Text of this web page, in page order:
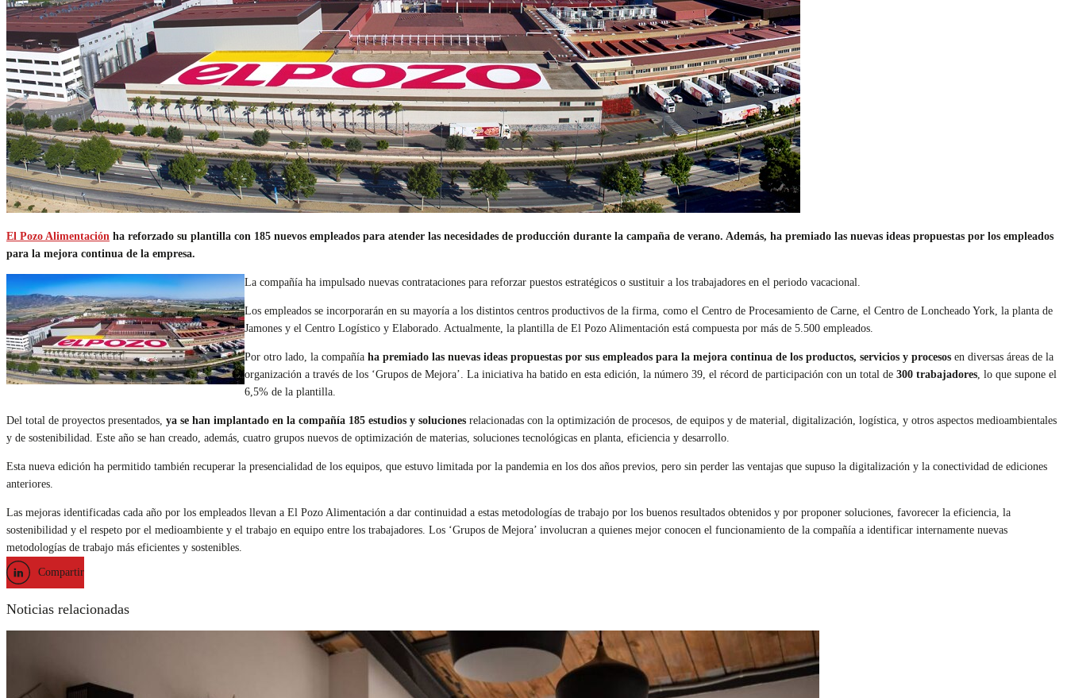
El Pozo Alimentación ha reforzado su plantilla con 185 nuevos empleados para atender las necesidades de producción durante la campaña de verano. Además, ha premiado las nuevas ideas propuestas por los empleados
para la mejora continua de la empresa.
La compañía ha impulsado nuevas contrataciones para reforzar puestos estratégicos o sustituir a los trabajadores en el periodo vacacional.
Los empleados se incorporarán en su mayoría a los distintos centros productivos de la firma, como el Centro de Procesamiento de Carne, el Centro de Loncheado York, la planta de
Jamones y el Centro Logístico y Elaborado. Actualmente, la plantilla de El Pozo Alimentación está compuesta por más de 5.500 empleados.
Por otro lado, la compañía ha premiado las nuevas ideas propuestas por sus empleados para la mejora continua de los productos, servicios y procesos en diversas áreas de la
organización a través de los ‘Grupos de Mejora’. La iniciativa ha batido en esta edición, la número 39, el récord de participación con un total de 300 trabajadores , lo que supone el
6,5% de la plantilla.
Del total de proyectos presentados, ya se han implantado en la compañía 185 estudios y soluciones relacionadas con la optimización de procesos, de equipos y de material, digitalización, logística, y otros aspectos medioambientales
y de sostenibilidad. Este año se han creado, además, cuatro grupos nuevos de optimización de materias, soluciones tecnológicas en planta, eficiencia y desarrollo.
Esta nueva edición ha permitido también recuperar la presencialidad de los equipos, que estuvo limitada por la pandemia en los dos años previos, pero sin perder las ventajas que supuso la digitalización y la conectividad de ediciones
anteriores.
Las mejoras identificadas cada año por los empleados llevan a El Pozo Alimentación a dar continuidad a estas metodologías de trabajo por los buenos resultados obtenidos y por proponer soluciones, favorecer la eficiencia, la
sostenibilidad y el respeto por el medioambiente y el trabajo en equipo entre los trabajadores. Los ‘Grupos de Mejora’ involucran a quienes mejor conocen el funcionamiento de la compañía a identificar internamente nuevas
metodologías de trabajo más eficientes y sostenibles.
Compartir
Noticias relacionadas